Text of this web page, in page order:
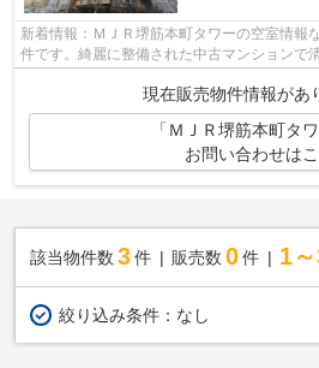
新着情報：ＭＪＲ堺筋本町タワーの空室情報
件です。綺麗に整備された中古マンションで
ビスでは、大阪市中央区エリアに関する...
現在販売物件情報があ
「ＭＪＲ堺筋本町タ
お問い合わせは
該当物件数 3件 販売数 0 件 1
絞り込み条件： なし